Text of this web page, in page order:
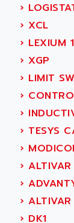
›
› XCL
› LEXIUM
› XGP
› LIMIT
›
›
› TESYS
›
›
›
›
› DK1